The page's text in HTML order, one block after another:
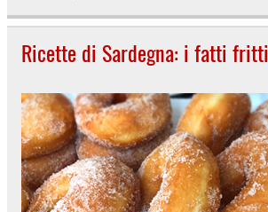
Ricette di Sardegna: i fatti fritti